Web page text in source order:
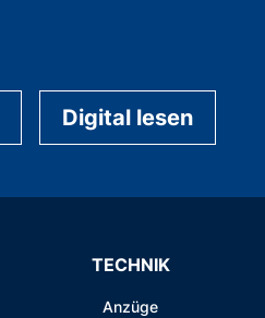
Digital lesen
TECHNIK
Anzüge